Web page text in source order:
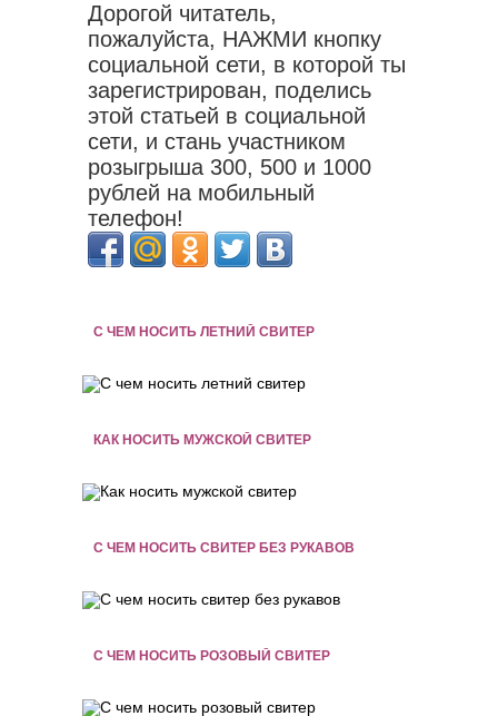
Дорогой читатель,
пожалуйста, НАЖМИ кнопку
социальной сети, в которой ты
зарегистрирован, поделись
этой статьей в социальной
сети, и стань участником
розыгрыша 300, 500 и 1000
рублей на мобильный
телефон!
С ЧЕМ НОСИТЬ ЛЕТНИЙ СВИТЕР
КАК НОСИТЬ МУЖСКОЙ СВИТЕР
С ЧЕМ НОСИТЬ СВИТЕР БЕЗ РУКАВОВ
С ЧЕМ НОСИТЬ РОЗОВЫЙ СВИТЕР